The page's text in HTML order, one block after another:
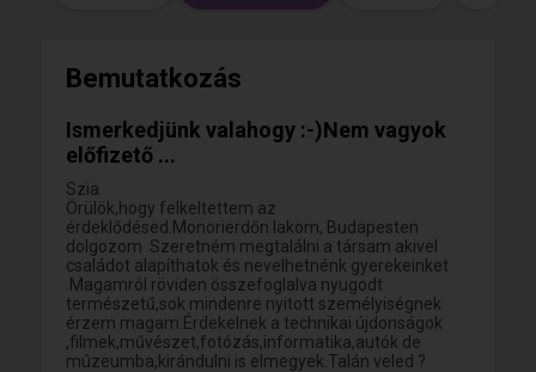
Bemutatkozás
Ismerkedjünk valahogy :-)Nem vagyok
előfizető ...
Szia.
Örülök,hogy felkeltettem az
érdeklődésed.Monorierdőn lakom, Budapesten
dolgozom .Szeretném megtalálni a társam akivel
családot alapíthatok és nevelhetnénk gyerekeinket
.Magamról röviden összefoglalva nyugodt
természetű,sok mindenre nyitott személyiségnek
érzem magam.Érdekelnek a technikai újdonságok
,filmek,művészet,fotózás,informatika,autók de
múzeumba,kirándulni is elmegyek.Talán veled ?